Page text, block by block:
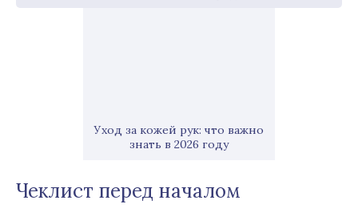
Уход за кожей рук: что важно
знать в 2026 году
Чеклист перед началом